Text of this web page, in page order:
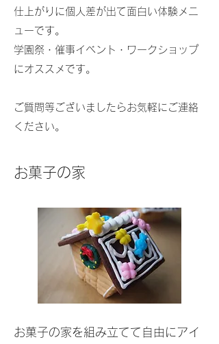
仕上がりに個人差が出て面白い体験メニ
ューです。
学園祭・催事イベント・ワークショップ
にオススメです。
​ご質問等ございましたらお気軽にご連絡
ください。
お菓子の家
​​お菓子の家を組み立てて自由にアイ